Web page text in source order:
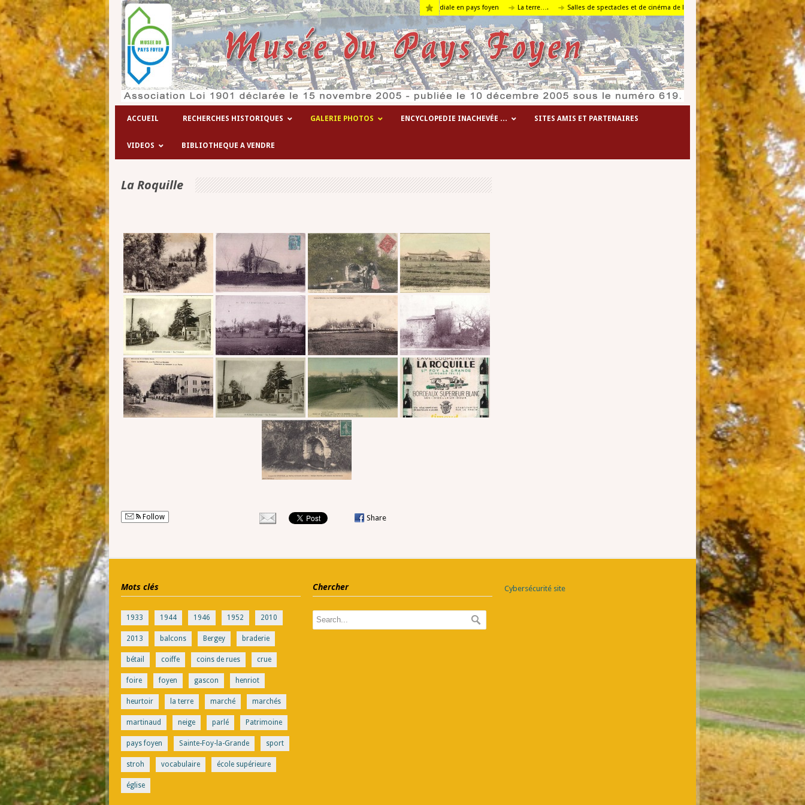
Les hôpitaux temporaires de la 1° guerre mondiale en pays foyen La terre…. Salles de spectacles et de cinéma de l’agglomération foyenne Le travail en
ACCUEIL RECHERCHES HISTORIQUES GALERIE PHOTOS ENCYCLOPEDIE INACHEVÉE … SITES AMIS ET PARTENAIRES
VIDEOS BIBLIOTHEQUE A VENDRE
La Roquille
Follow Share
Mots clés
1933 1944 1946 1952 2010
2013 balcons Bergey braderie
bétail coiffe coins de rues crue
foire foyen gascon henriot
heurtoir la terre marché marchés
martinaud neige parlé Patrimoine
pays foyen Sainte-Foy-la-Grande sport
stroh vocabulaire école supérieure
église
Chercher Cybersécurité site